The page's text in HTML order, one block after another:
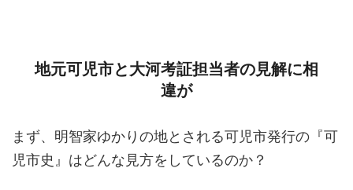
地元可児市と大河考証担当者の見解に相
違が
まず、明智家ゆかりの地とされる可児市発行の『可
児市史』はどんな見方をしているのか？